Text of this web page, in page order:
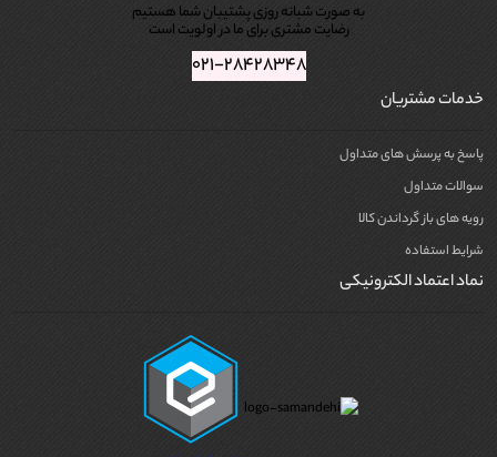
به صورت شبانه روزی پشتیبان شما هستیم
رضایت مشتری برای ما در اولویت است
۰۲۱-۲۸۴۲۸۳۴۸
خدمات مشتریان
پاسخ به پرسش های متداول
سوالات متداول
رویه های باز گرداندن کالا
شرایط استفاده
نماد اعتماد الکترونیکی